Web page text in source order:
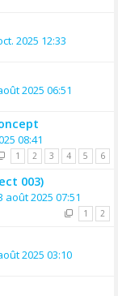
2025 12:33
2025 06:51
08:41
1 2 3 4 5 6
003)
août 2025 07:51
1 2
2025 03:10